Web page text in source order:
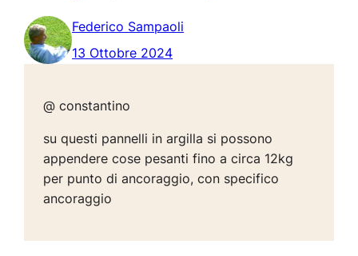
Federico Sampaoli
13 Ottobre 2024
@ constantino
su questi pannelli in argilla si possono
appendere cose pesanti fino a circa 12kg
per punto di ancoraggio, con specifico
ancoraggio